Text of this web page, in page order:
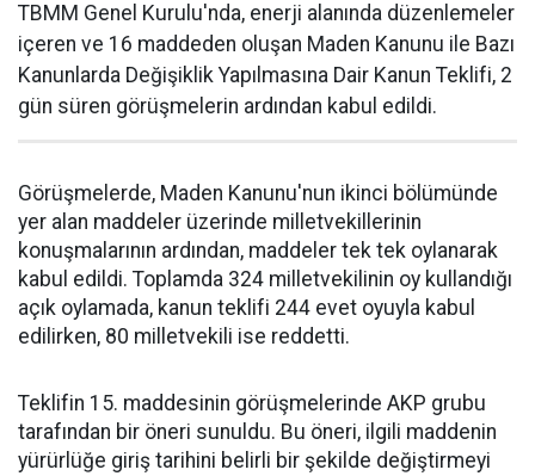
TBMM Genel Kurulu'nda, enerji alanında düzenlemeler
içeren ve 16 maddeden oluşan Maden Kanunu ile Bazı
Kanunlarda Değişiklik Yapılmasına Dair Kanun Teklifi, 2
gün süren görüşmelerin ardından kabul edildi.
Görüşmelerde, Maden Kanunu'nun ikinci bölümünde
yer alan maddeler üzerinde milletvekillerinin
konuşmalarının ardından, maddeler tek tek oylanarak
kabul edildi. Toplamda 324 milletvekilinin oy kullandığı
açık oylamada, kanun teklifi 244 evet oyuyla kabul
edilirken, 80 milletvekili ise reddetti.
Teklifin 15. maddesinin görüşmelerinde AKP grubu
tarafından bir öneri sunuldu. Bu öneri, ilgili maddenin
yürürlüğe giriş tarihini belirli bir şekilde değiştirmeyi